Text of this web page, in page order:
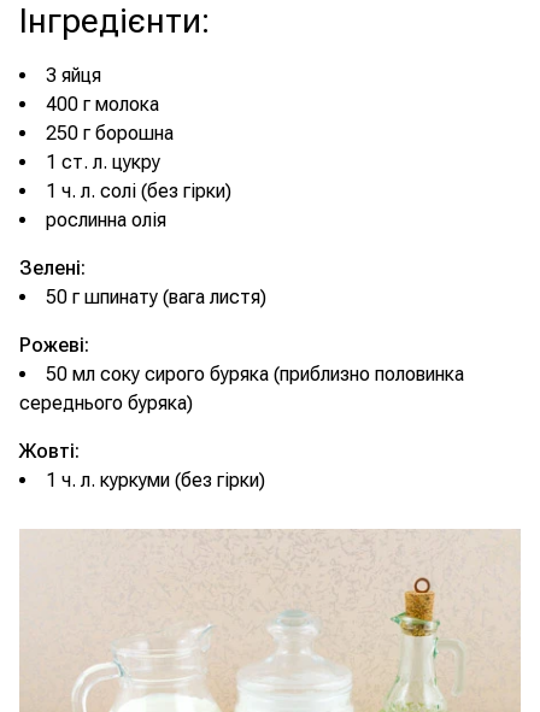
Інгредієнти:
3 яйця
400 г молока
250 г борошна
1 ст. л. цукру
1 ч. л. солі (без гірки)
рослинна олія
Зелені:
50 г шпинату (вага листя)
Рожеві:
50 мл соку сирого буряка (приблизно половинка
середнього буряка)
Жовті:
1 ч. л. куркуми (без гірки)